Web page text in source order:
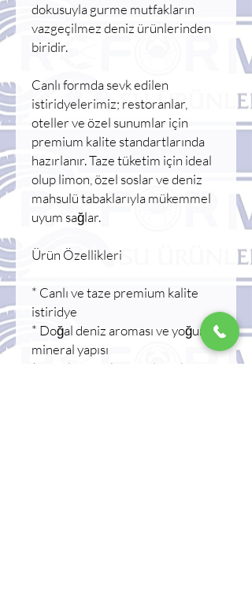
dokusuyla gurme mutfakların
vazgeçilmez deniz ürünlerinden
biridir.
Canlı formda sevk edilen
istiridyelerimiz; restoranlar,
oteller ve özel sunumlar için
premium kalite standartlarında
hazırlanır. Taze tüketim için ideal
olup limon, özel soslar ve deniz
mahsulü tabaklarıyla mükemmel
uyum sağlar.
Ürün Özellikleri
* Canlı ve taze premium kalite
istiridye
* Doğal deniz aroması ve yoğun
mineral yapısı
* Soğuk zincir korumalı sevkiyat